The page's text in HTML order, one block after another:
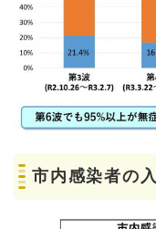
市内感染者の